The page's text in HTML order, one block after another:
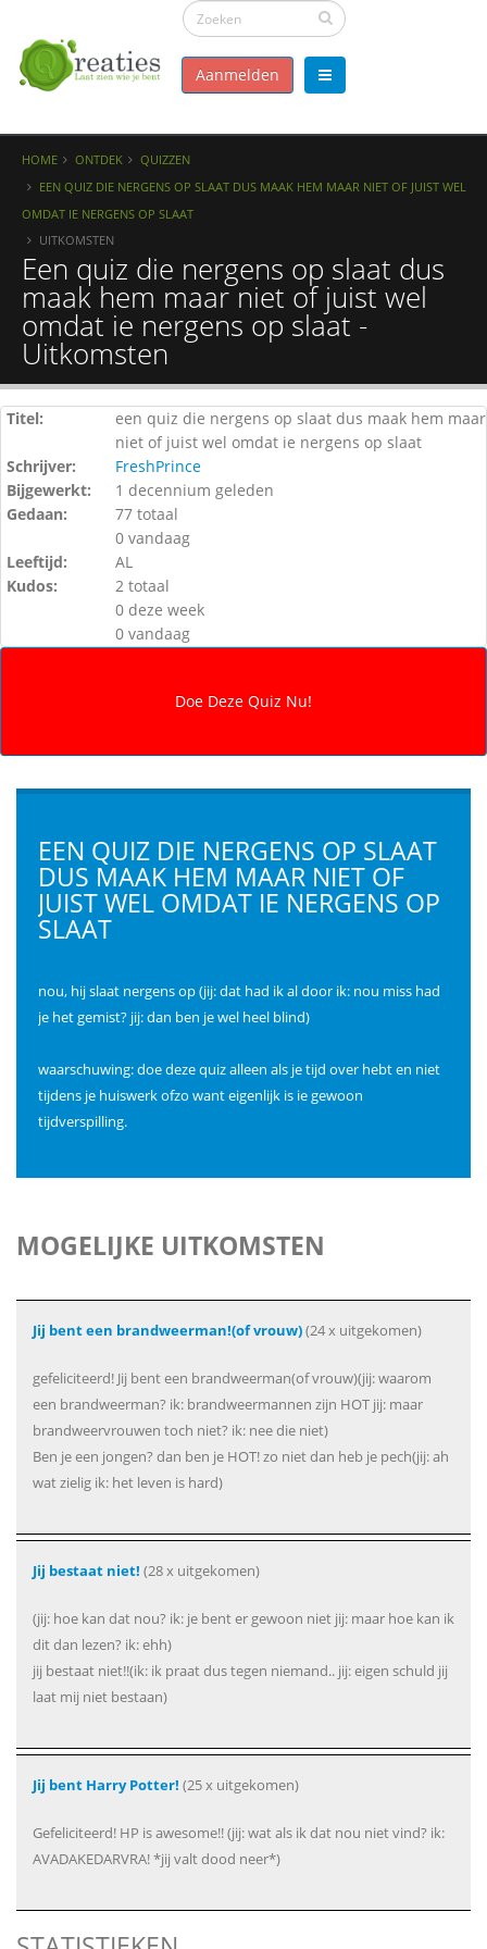
Aanmelden
HOME ONTDEK
QUIZZEN
EEN QUIZ DIE NERGENS OP SLAAT DUS MAAK HEM MAAR NIET OF JUIST WEL
OMDAT IE NERGENS OP SLAAT
UITKOMSTEN
Een quiz die nergens op slaat dus
maak hem maar niet of juist wel
omdat ie nergens op slaat -
Uitkomsten
Titel:
een quiz die nergens op slaat dus maak hem maar
niet of juist wel omdat ie nergens op slaat
Schrijver:
FreshPrince
Bijgewerkt:
1 decennium geleden
Gedaan:
77 totaal
0 vandaag
Leeftijd:
AL
Kudos:
2 totaal
0 deze week
0 vandaag
EEN QUIZ DIE NERGENS OP SLAAT
DUS MAAK HEM MAAR NIET OF
JUIST WEL OMDAT IE NERGENS OP
SLAAT
nou, hij slaat nergens op (jij: dat had ik al door ik: nou miss had
je het gemist? jij: dan ben je wel heel blind)
waarschuwing: doe deze quiz alleen als je tijd over hebt en niet
tijdens je huiswerk ofzo want eigenlijk is ie gewoon
tijdverspilling.
MOGELIJKE UITKOMSTEN
Jij bent een brandweerman!(of vrouw)(24 x uitgekomen)
gefeliciteerd! Jij bent een brandweerman(of vrouw)(jij: waarom
een brandweerman? ik: brandweermannen zijn HOT jij: maar
brandweervrouwen toch niet? ik: nee die niet)
Ben je een jongen? dan ben je HOT! zo niet dan heb je pech(jij: ah
wat zielig ik: het leven is hard)
Jij bestaat niet! (28 x uitgekomen)
(jij: hoe kan dat nou? ik: je bent er gewoon niet jij: maar hoe kan ik
dit dan lezen? ik: ehh)
jij bestaat niet!!(ik: ik praat dus tegen niemand.. jij: eigen schuld jij
laat mij niet bestaan)
Jij bent Harry Potter! (25 x uitgekomen)
Gefeliciteerd! HP is awesome!! (jij: wat als ik dat nou niet vind? ik:
AVADAKEDARVRA! *jij valt dood neer*)